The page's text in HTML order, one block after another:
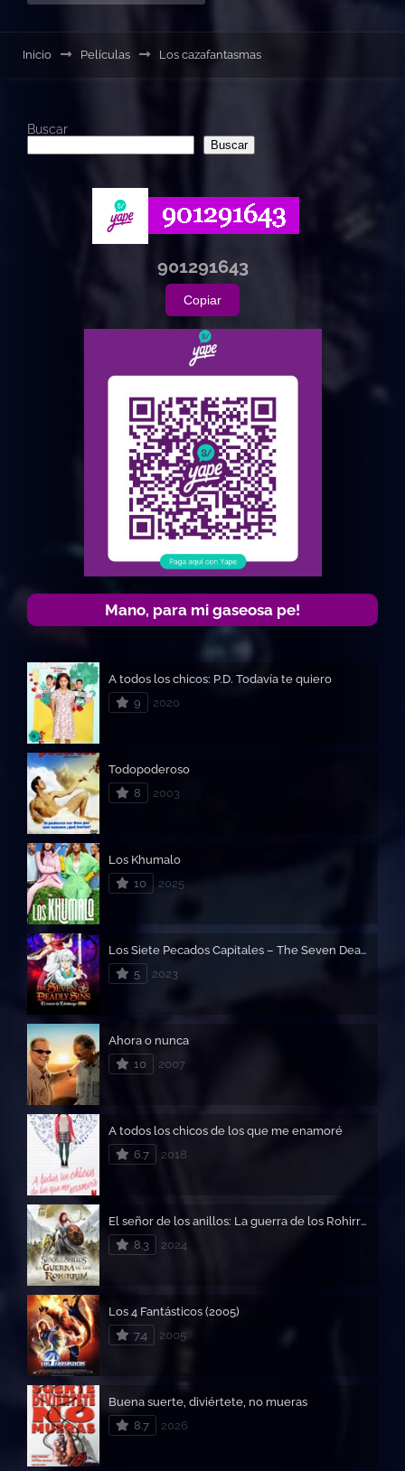
Inicio Películas Los cazafantasmas
Buscar
Buscar
901291643
Copiar
Mano, para mi gaseosa pe!
A todos los chicos: P.D. Todavía te quiero
9
2020
Todopoderoso
8
2003
Los Khumalo
10
2025
Los Siete Pecados Capitales – The Seven Deadly Sins: El rencor de Edimburgo (Parte 2)
5
2023
Ahora o nunca
10
2007
A todos los chicos de los que me enamoré
6.7
2018
El señor de los anillos: La guerra de los Rohirrim
8.3
2024
Los 4 Fantásticos (2005)
7.4
2005
Buena suerte, diviértete, no mueras
8.7
2026